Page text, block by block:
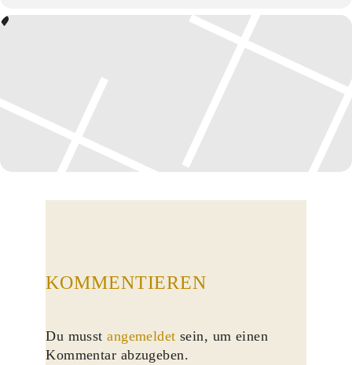
KOMMENTIEREN
Du musstangemeldet sein, um einen
Kommentar abzugeben.